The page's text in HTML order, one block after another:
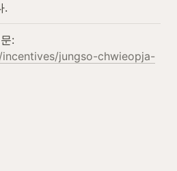
.
jungso-chwieopja-